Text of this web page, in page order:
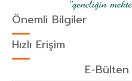
Önemli Bilgiler
Hızlı Erişim
E-